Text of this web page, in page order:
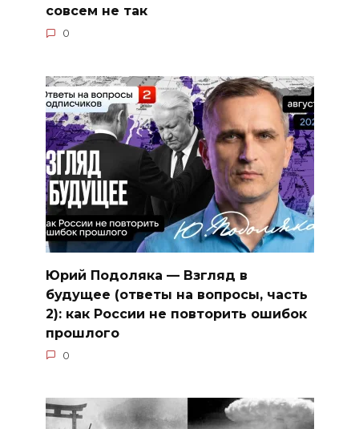
совсем не так
0
Юрий Подоляка — Взгляд в
будущее (ответы на вопросы, часть
2): как России не повторить ошибок
прошлого
0